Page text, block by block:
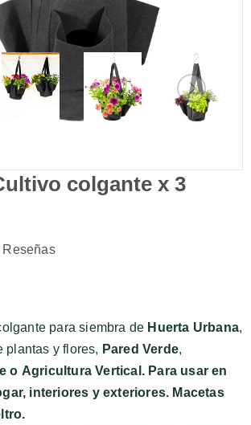
colgante x 3
Reseñas
para siembra de Huerta Urbana,
plantas y flores, Pared Verde,
o Agricultura Vertical . Para usar en
interiores y exteriores. Macetas